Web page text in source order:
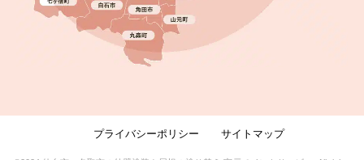
プライバシーポリシー サイトマップ